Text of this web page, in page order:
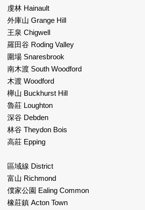
虔林 Hainault
外庫山 Grange Hill
王泉 Chigwell
羅田谷 Roding Valley
圍場 Snaresbrook
南木渡 South Woodford
木渡 Woodford
櫸山 Buckhurst Hill
魯莊 Loughton
深谷 Debden
林谷 Theydon Bois
高莊 Epping
區域線 District
富山 Richmond
僕家公園 Ealing Common
橡莊鎮 Acton Town